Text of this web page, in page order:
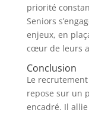
priorité
Seniors
enjeux, en
cœur de leurs
Conclusion
Le recrutement
repose sur un
encadré. Il